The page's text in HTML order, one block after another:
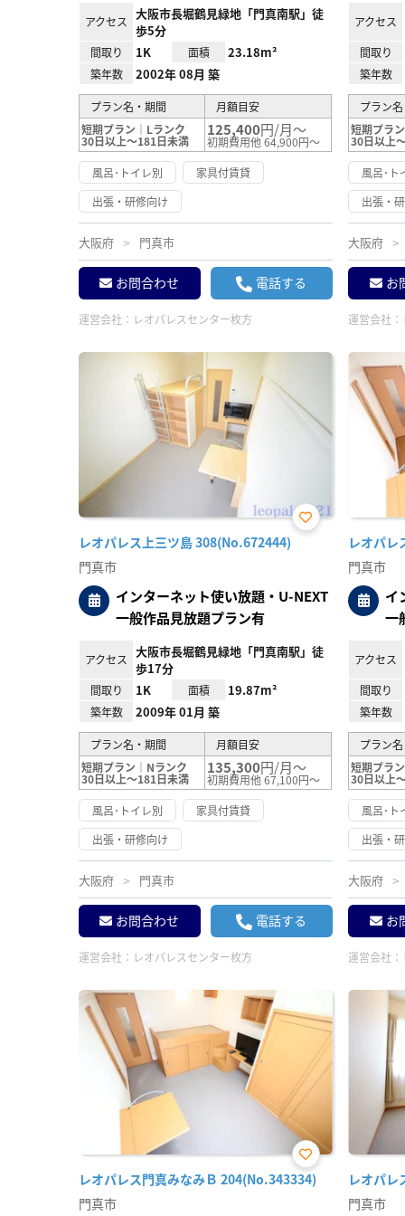
アクセス
大阪市長堀鶴見緑地「門真南駅」徒
歩5分
間取り 1K 面積 23.18m²
築年数 2002年 08月 築
プラン名・期間
月額目安
短期プラン｜Lランク
30日以上～181日未満
125,400円/月～
初期費用他 64,900円～
風呂･トイレ別
家具付賃貸
出張・研修向け
大阪府 門真市
お問合わせ 電話する
運営会社： レオパレスセンター枚方
アクセス
間取り
築年数
プラン
短期プラ
30日以上
風呂･ト
出張・
大阪府
お
運営会社：
レオパレス上三ツ島 308(No.672444) お気
門真市
インターネット使い放題・U-NEXT
一般作品見放題プラン有
アクセス
大阪市長堀鶴見緑地「門真南駅」徒
歩17分
間取り 1K 面積 19.87m²
築年数 2009年 01月 築
プラン名・期間
月額目安
短期プラン｜Nランク
30日以上～181日未満
135,300円/月～
初期費用他 67,100円～
風呂･トイレ別
家具付賃貸
出張・研修向け
大阪府 門真市
お問合わせ 電話する
運営会社： レオパレスセンター枚方
レオパレ
門真市
イ
一
アクセス
間取り
築年数
プラン
短期プラ
30日以上
風呂･ト
出張・
大阪府
お
運営会社：
レオパレス門真みなみＢ 204(No.343334)
お気
に入
門真市
レオパ
門真市